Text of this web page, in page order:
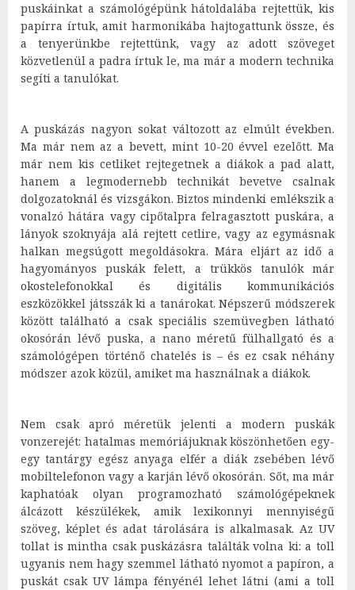
puskáinkat a számológépünk hátoldalába rejtettük, kis
papírra írtuk, amit harmonikába hajtogattunk össze, és
a tenyerünkbe rejtettünk, vagy az adott szöveget
közvetlenül a padra írtuk le, ma már a modern technika
segíti a tanulókat.
A puskázás nagyon sokat változott az elmúlt években.
Ma már nem az a bevett, mint 10-20 évvel ezelőtt. Ma
már nem kis cetliket rejtegetnek a diákok a pad alatt,
hanem a legmodernebb technikát bevetve csalnak
dolgozatoknál és vizsgákon. Biztos mindenki emlékszik a
vonalzó hátára vagy cipőtalpra felragasztott puskára, a
lányok szoknyája alá rejtett cetlire, vagy az egymásnak
halkan megsúgott megoldásokra. Mára eljárt az idő a
hagyományos puskák felett, a trükkös tanulók már
okostelefonokkal és digitális kommunikációs
eszközökkel játsszák ki a tanárokat. Népszerű módszerek
között található a csak speciális szemüvegben látható
okosórán lévő puska, a nano méretű fülhallgató és a
számológépen történő chatelés is – és ez csak néhány
módszer azok közül, amiket ma használnak a diákok.
Nem csak apró méretük jelenti a modern puskák
vonzerejét: hatalmas memóriájuknak köszönhetően egy-
egy tantárgy egész anyaga elfér a diák zsebében lévő
mobiltelefonon vagy a karján lévő okosórán. Sőt, ma már
kaphatóak olyan programozható számológépeknek
álcázott készülékek, amik lexikonnyi mennyiségű
szöveg, képlet és adat tárolására is alkalmasak. Az UV
tollat is mintha csak puskázásra találták volna ki: a toll
ugyanis nem hagy szemmel látható nyomot a papíron, a
puskát csak UV lámpa fényénél lehet látni (ami a toll